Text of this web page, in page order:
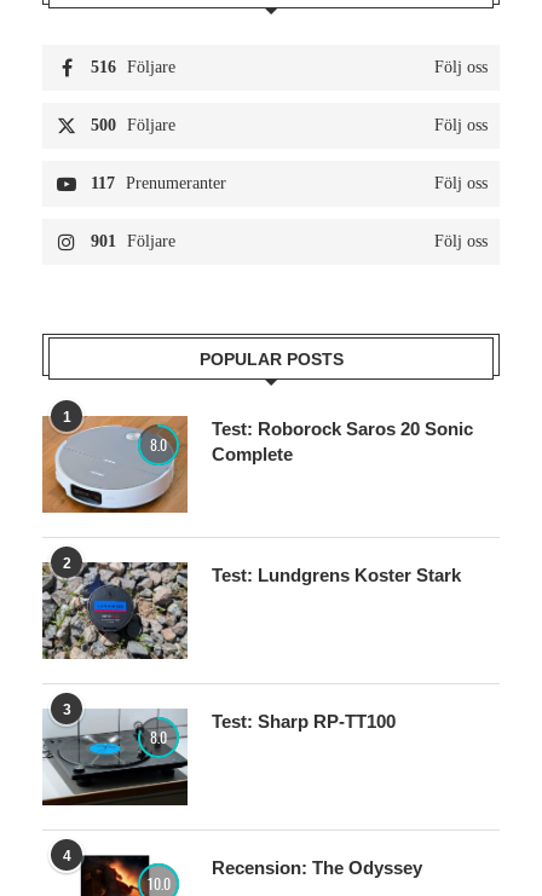
516 Följare Följ oss
500 Följare Följ oss
117 Prenumeranter Följ oss
901 Följare Följ oss
POPULAR POSTS
1
8.0
Test: Roborock Saros 20 Sonic
Complete
2
Test: Lundgrens Koster Stark
3
8.0
Test: Sharp RP-TT100
4
10.0
Recension: The Odyssey